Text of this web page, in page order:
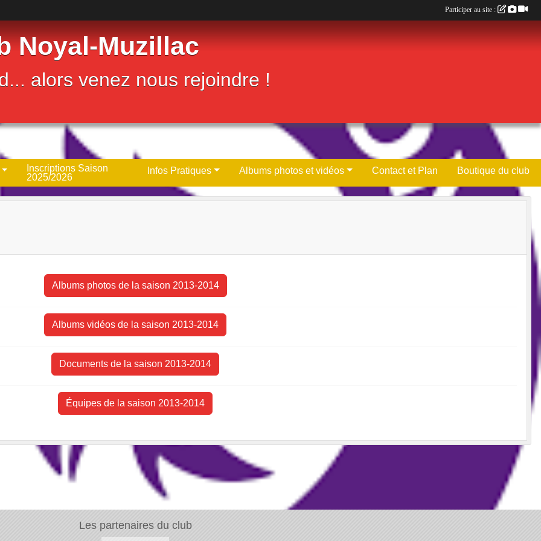
Noyal-Muzillac
alors venez nous rejoindre !
Inscriptions Saison
2025/2026
Infos Pratiques Albums photos et vidéos Contact et Plan Boutique du club
Albums photos de la saison 2013-2014
Albums vidéos de la saison 2013-2014
Documents de la saison 2013-2014
Équipes de la saison 2013-2014
Les partenaires du club
Participer au site :